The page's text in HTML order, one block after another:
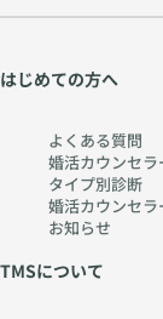
はじめての方へ
よくある質問
婚活カウンセラ
タイプ別診断
婚活カウンセラ
お知らせ
TMSについて